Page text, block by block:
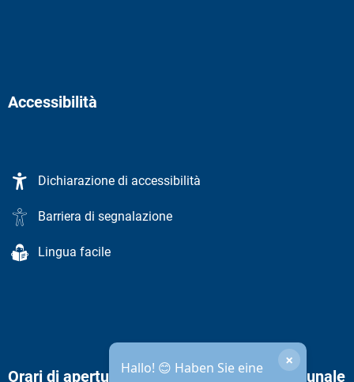
Accessibilità
Dichiarazione di accessibilità
Barriera di segnalazione
Lingua facile
Hallo! 😊 Haben Sie eine
×
Orari di apertura dell'amministrazione comunale